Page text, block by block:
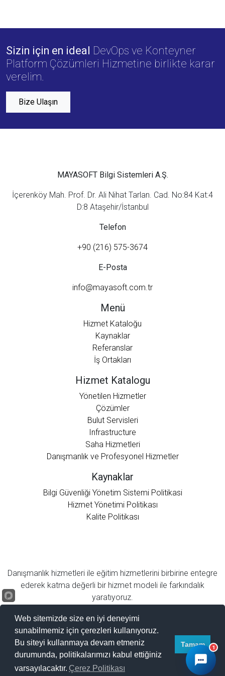
Sizin için en ideal DevOps ve Konteyner
Platform Çözümleri Hizmetine birlikte karar
verelim.
Bize Ulaşın
MAYASOFT Bilgi Sistemleri A.Ş.
İçerenköy Mah. Prof. Dr. Ali Nihat Tarlan. Cad. No:84 Kat:4
D:8 Ataşehir/İstanbul
Telefon
+90 (216) 575-3674
E-Posta
info@mayasoft.com.tr
Menü
Hizmet Kataloğu
Kaynaklar
Referanslar
İş Ortakları
Hizmet Katalogu
Yönetilen Hizmetler
Çözümler
Bulut Servisleri
Infrastructure
Saha Hizmetleri
Danışmanlık ve Profesyonel Hizmetler
Kaynaklar
Bilgi Güvenliği Yönetim Sistemi Politikasi
Hizmet Yönetimi Politikası
Kalite Politikası
Danışmanlık hizmetleri ile eğitim hizmetlerini birbirine entegre
ederek katma değerli bir hizmet modeli ile farkındalık
yaratıyoruz.
Mayasoft © 2022 - Tüm Hakları Saklıdır.
Gizlilik Sözleşmesi|Geri Bildirim
1
Web sitemizde size en iyi deneyimi
sunabilmemiz için çerezleri kullanıyoruz.
Bu siteyi kullanmaya devam etmeniz
durumunda, politikalarımızı kabul ettiğiniz
varsayılacaktır. Çerez Politikası
Tamam